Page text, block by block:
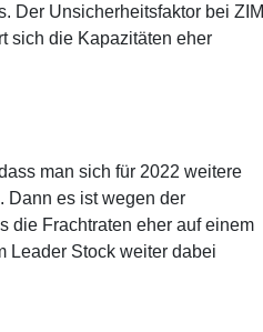
Der Unsicherheitsfaktor bei ZIM
sich die Kapazitäten eher
man sich für 2022 weitere
Dann es ist wegen der
die Frachtraten eher auf einem
Leader Stock weiter dabei